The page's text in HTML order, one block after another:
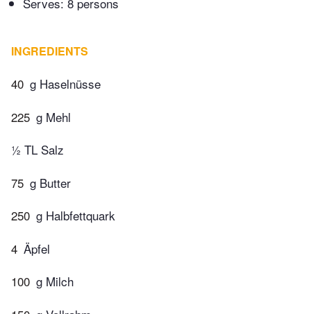
INGREDIENTS
40 g Haselnüsse
225 g Mehl
½ TL Salz
75 g Butter
250 g Halbfettquark
4 Äpfel
100 g Milch